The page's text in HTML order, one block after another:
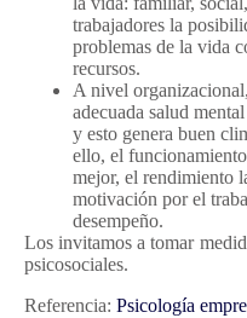
trabajadores la
problemas de la vida
recursos.
A nivel
adecuada salud
y esto genera buen
ello, el
mejor, el rendimiento
motivación por el
desempeño.
Los invitamos a tomar
psicosociales.
Referencia: Psicología